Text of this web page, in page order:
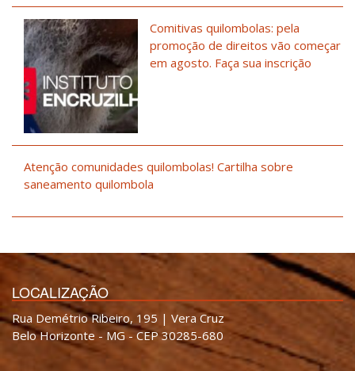
Comitivas quilombolas: pela
promoção de direitos vão começar
em agosto. Faça sua inscrição
Atenção comunidades quilombolas! Cartilha sobre
saneamento quilombola
LOCALIZAÇÃO
Rua Demétrio Ribeiro, 195 | Vera Cruz
Belo Horizonte - MG - CEP 30285-680